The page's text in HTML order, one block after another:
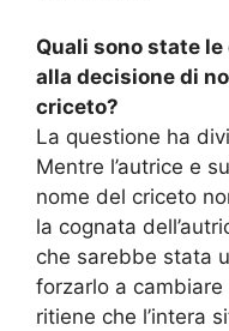
Quali sono state
alla decisione di
criceto?
La questione ha
Mentre l’autrice e
nome del criceto
la cognata
che sarebbe stata
forzarlo a cambiare
ritiene che l’intera